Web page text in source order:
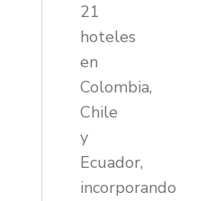
21
hoteles
en
Colombia,
Chile
y
Ecuador,
incorporando